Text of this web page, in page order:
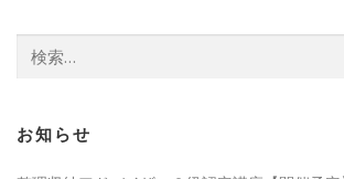
索:
お知らせ